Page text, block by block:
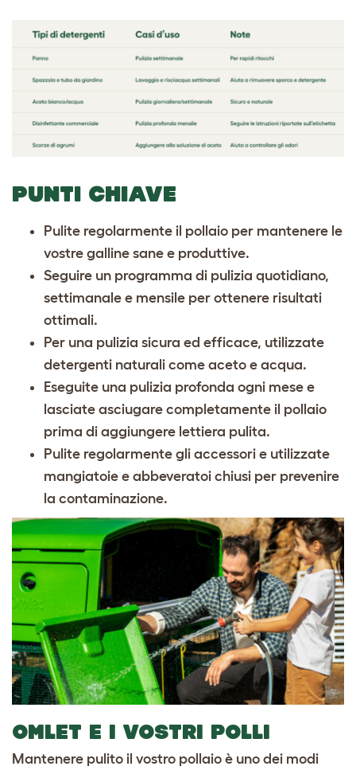
PUNTI CHIAVE
Pulite regolarmente il pollaio per mantenere le
vostre galline sane e produttive.
Seguire un programma di pulizia quotidiano,
settimanale e mensile per ottenere risultati
ottimali.
Per una pulizia sicura ed efficace, utilizzate
detergenti naturali come aceto e acqua.
Eseguite una pulizia profonda ogni mese e
lasciate asciugare completamente il pollaio
prima di aggiungere lettiera pulita.
Pulite regolarmente gli accessori e utilizzate
mangiatoie e abbeveratoi chiusi per prevenire
la contaminazione.
OMLET E I VOSTRI POLLI
Mantenere pulito il vostro pollaio è uno dei modi